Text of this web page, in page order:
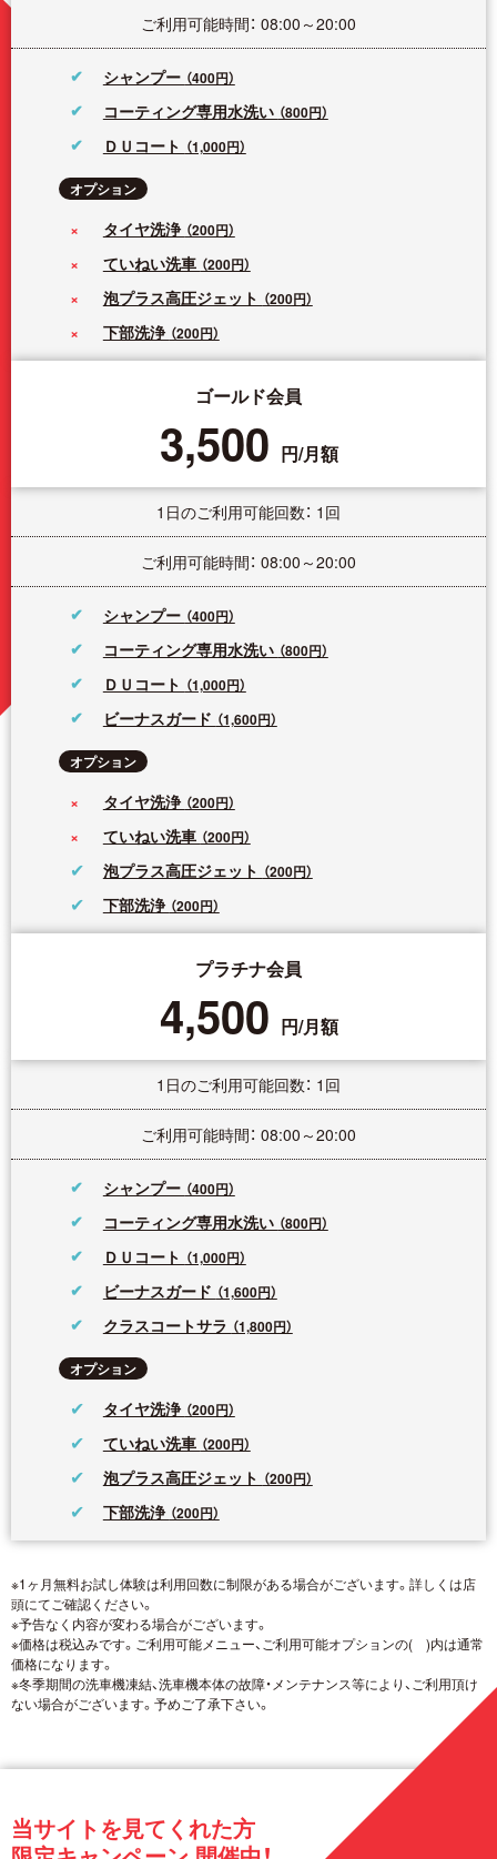
ご利用可能時間： 08:00～20:00
シャンプー （400円）
コーティング専用水洗い （800円）
ＤＵコート （1,000円）
オプション
タイヤ洗浄 （200円）
ていねい洗車 （200円）
泡プラス高圧ジェット （200円）
下部洗浄 （200円）
ゴールド会員
3,500 円/月額
1日のご利用可能回数： 1回
ご利用可能時間： 08:00～20:00
シャンプー （400円）
コーティング専用水洗い （800円）
ＤＵコート （1,000円）
ビーナスガード （1,600円）
オプション
タイヤ洗浄 （200円）
ていねい洗車 （200円）
泡プラス高圧ジェット （200円）
下部洗浄 （200円）
プラチナ会員
4,500 円/月額
1日のご利用可能回数： 1回
ご利用可能時間： 08:00～20:00
シャンプー （400円）
コーティング専用水洗い （800円）
ＤＵコート （1,000円）
ビーナスガード （1,600円）
クラスコートサラ （1,800円）
オプション
タイヤ洗浄 （200円）
ていねい洗車 （200円）
泡プラス高圧ジェット （200円）
下部洗浄 （200円）
※1ヶ月無料お試し体験は利用回数に制限がある場合がございます。詳しくは店
頭にてご確認ください。
※予告なく内容が変わる場合がございます。
※価格は税込みです。ご利用可能メニュー、ご利用可能オプションの( )内は通常
価格になります。
※冬季期間の洗車機凍結、洗車機本体の故障・メンテナンス等により、ご利用頂け
ない場合がございます。予めご了承下さい。
当サイトを見てくれた方